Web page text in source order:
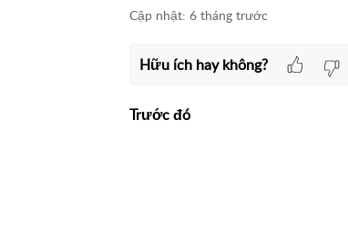
Cập nhật: 6 tháng trước
Hữu ích hay không?
Trước đó